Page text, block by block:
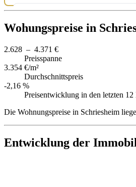
Wohungspreise in
2.628 – 4.371 €
Preisspanne
3.354 €/m²
Durchschnittspreis
-2,16 %
Preisentwicklung in den letzten 12
Die Wohnungspreise in Schriesheim
Entwicklung der